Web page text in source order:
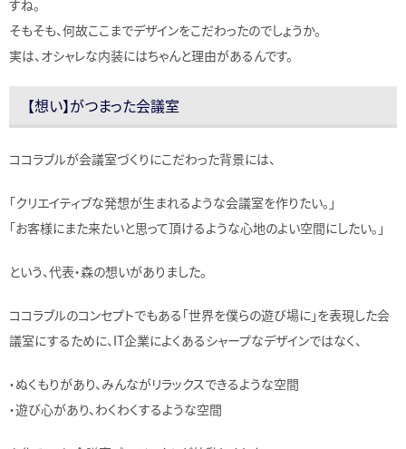
すね。
そもそも、何故ここまでデザインをこだわったのでしょうか。
実は、オシャレな内装にはちゃんと理由があるんです。
【想い】がつまった会議室
ココラブルが会議室づくりにこだわった背景には、
「クリエイティブな発想が生まれるような会議室を作りたい。」
「お客様にまた来たいと思って頂けるような心地のよい空間にしたい。」
という、代表・森の想いがありました。
ココラブルのコンセプトでもある「世界を僕らの遊び場に」を表現した会
議室にするために、IT企業によくあるシャープなデザインではなく、
・ぬくもりがあり、みんながリラックスできるような空間
・遊び心があり、わくわくするような空間